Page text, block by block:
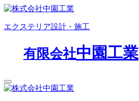
エクステリア設計・施工
有限会社中園工業